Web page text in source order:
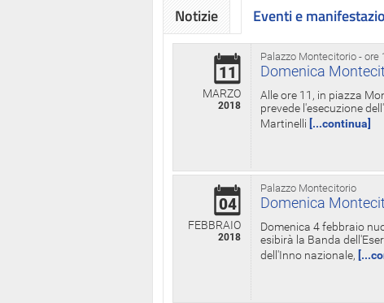
Notizie Eventi e
Palazzo Montecitorio - ore
11
MARZO
2018
Domenica
Alle ore 11, in piazza
prevede l'esecuzione
Martinelli [...continua]
Palazzo Montecitorio
04
FEBBRAIO
2018
Domenica
Domenica 4 febbraio
esibirà la Banda
dell'Inno nazionale,